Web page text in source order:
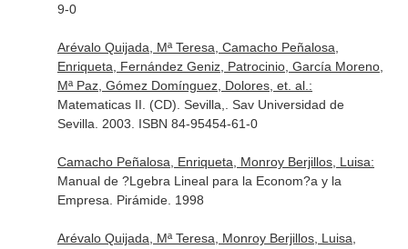
9-0
Arévalo Quijada, Mª Teresa, Camacho Peñalosa,
Enriqueta, Fernández Geniz, Patrocinio, García Moreno,
Mª Paz, Gómez Domínguez, Dolores, et. al.:
Matematicas II. (CD). Sevilla,. Sav Universidad de
Sevilla. 2003. ISBN 84-95454-61-0
Camacho Peñalosa, Enriqueta, Monroy Berjillos, Luisa:
Manual de ?Lgebra Lineal para la Econom?a y la
Empresa. Pirámide. 1998
Arévalo Quijada, Mª Teresa, Monroy Berjillos, Luisa,